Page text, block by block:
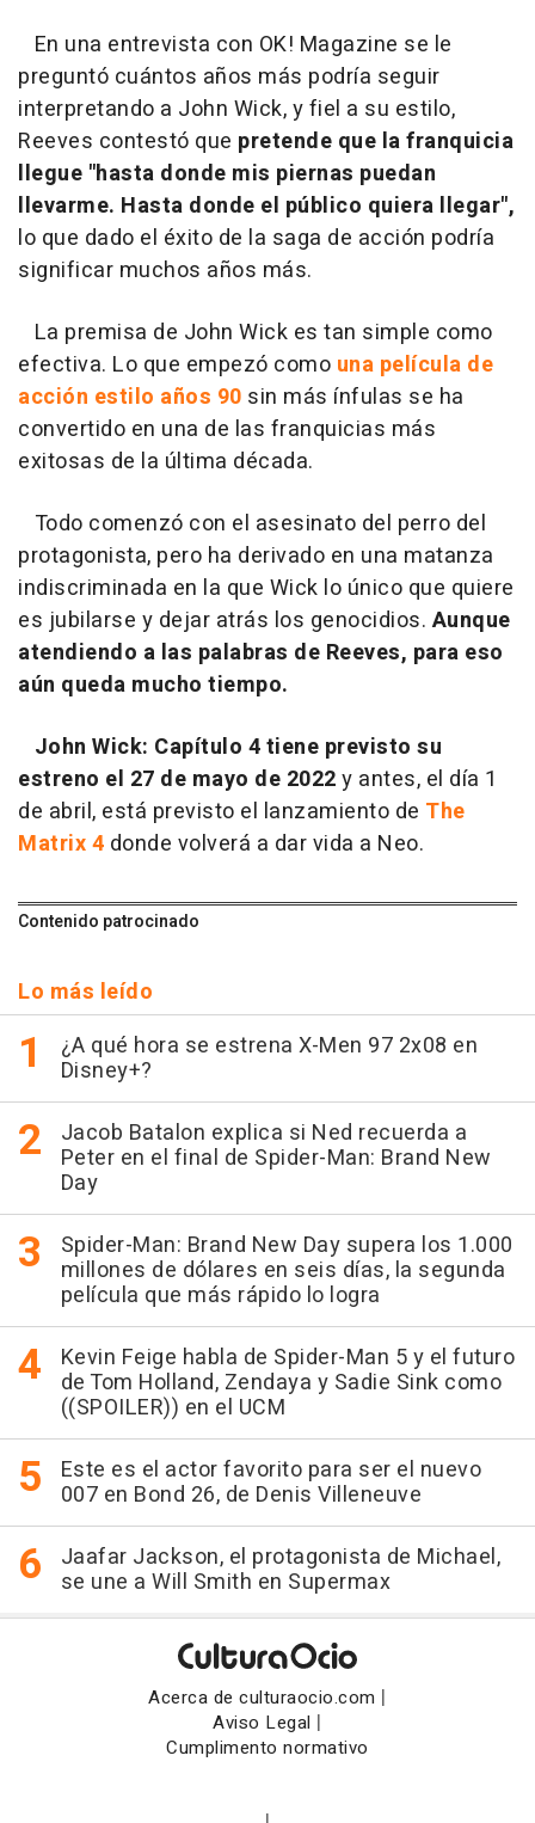
En una entrevista con OK! Magazine se le
preguntó cuántos años más podría seguir
interpretando a John Wick, y fiel a su estilo,
Reeves contestó que pretende que la franquicia
llegue "hasta donde mis piernas puedan
llevarme. Hasta donde el público quiera llegar",
lo que dado el éxito de la saga de acción podría
significar muchos años más.
La premisa de John Wick es tan simple como
efectiva. Lo que empezó como una película de
acción estilo años 90 sin más ínfulas se ha
convertido en una de las franquicias más
exitosas de la última década.
Todo comenzó con el asesinato del perro del
protagonista, pero ha derivado en una matanza
indiscriminada en la que Wick lo único que quiere
es jubilarse y dejar atrás los genocidios. Aunque
atendiendo a las palabras de Reeves, para eso
aún queda mucho tiempo.
John Wick: Capítulo 4 tiene previsto su
estreno el 27 de mayo de 2022y antes, el día 1
de abril, está previsto el lanzamiento de The
Matrix 4 donde volverá a dar vida a Neo.
Contenido patrocinado
Lo más leído
¿A qué hora se estrena X-Men 97 2x08 en
Disney+?
Jacob Batalon explica si Ned recuerda a
Peter en el final de Spider-Man: Brand New
Day
Spider-Man: Brand New Day supera los 1.000
millones de dólares en seis días, la segunda
película que más rápido lo logra
Kevin Feige habla de Spider-Man 5 y el futuro
de Tom Holland, Zendaya y Sadie Sink como
((SPOILER)) en el UCM
Este es el actor favorito para ser el nuevo
007 en Bond 26, de Denis Villeneuve
Jaafar Jackson, el protagonista de Michael,
se une a Will Smith en Supermax
Acerca de culturaocio.com |
Aviso Legal |
Cumplimento normativo